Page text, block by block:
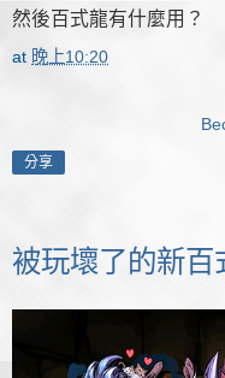
然後百式龍有什麼用？
at 晚上10:20
分享
被玩壞了的新百